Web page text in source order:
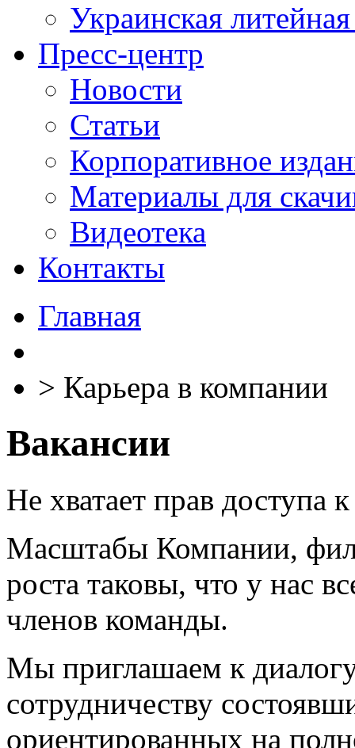
Украинская
Пресс-центр
Новости
Статьи
Корпоративное
Материалы для
Видеотека
Контакты
Главная
> Карьера в компании
Вакансии
Не хватает прав доступа
Масштабы Компании,
роста таковы, что у нас
членов команды.
Мы приглашаем к
сотрудничеству
ориентированных на